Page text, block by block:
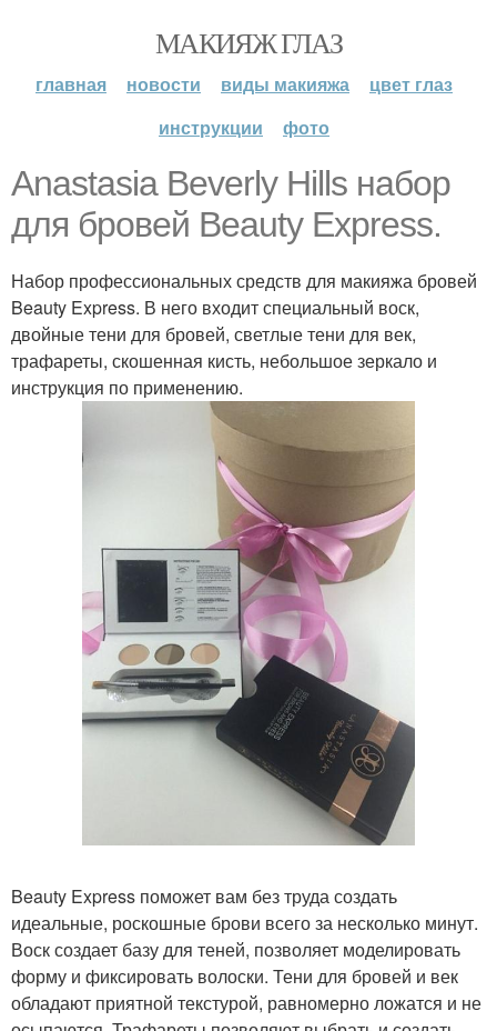
МАКИЯЖ ГЛАЗ
главная новости виды макияжа
цвет глаз
инструкции
фото
Anastasia Beverly Hills набор
для бровей Beauty Express.
Набор профессиональных средств для макияжа бровей
Beauty Express. В него входит специальный воск,
двойные тени для бровей, светлые тени для век,
трафареты, скошенная кисть, небольшое зеркало и
инструкция по применению.
Beauty Express поможет вам без труда создать
идеальные, роскошные брови всего за несколько минут.
Воск создает базу для теней, позволяет моделировать
форму и фиксировать волоски. Тени для бровей и век
обладают приятной текстурой, равномерно ложатся и не